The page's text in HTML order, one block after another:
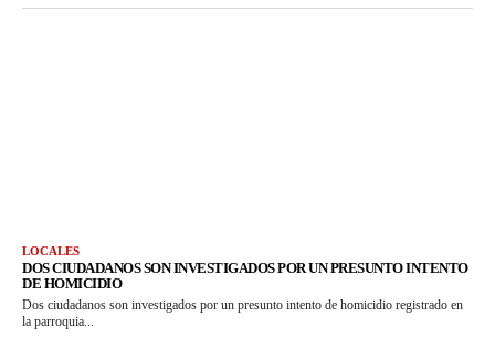
LOCALES
DOS CIUDADANOS SON INVESTIGADOS POR UN PRESUNTO INTENTO
DE HOMICIDIO
Dos ciudadanos son investigados por un presunto intento de homicidio registrado en
la parroquia...